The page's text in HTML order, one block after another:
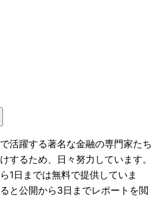
活躍する著名な金融の専門家たち
するため、日々努力しています。
1日までは無料で提供していま
と公開から3日までレポートを閲